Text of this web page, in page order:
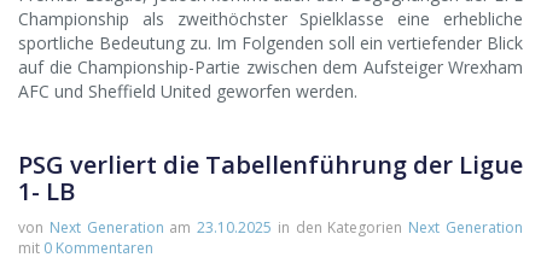
Championship als zweithöchster Spielklasse eine erhebliche
sportliche Bedeutung zu. Im Folgenden soll ein vertiefender Blick
auf die Championship-Partie zwischen dem Aufsteiger Wrexham
AFC und Sheffield United geworfen werden.
PSG verliert die Tabellenführung der Ligue
1- LB
von Next Generation am23.10.2025 in den Kategorien Next Generation
mit 0 Kommentaren